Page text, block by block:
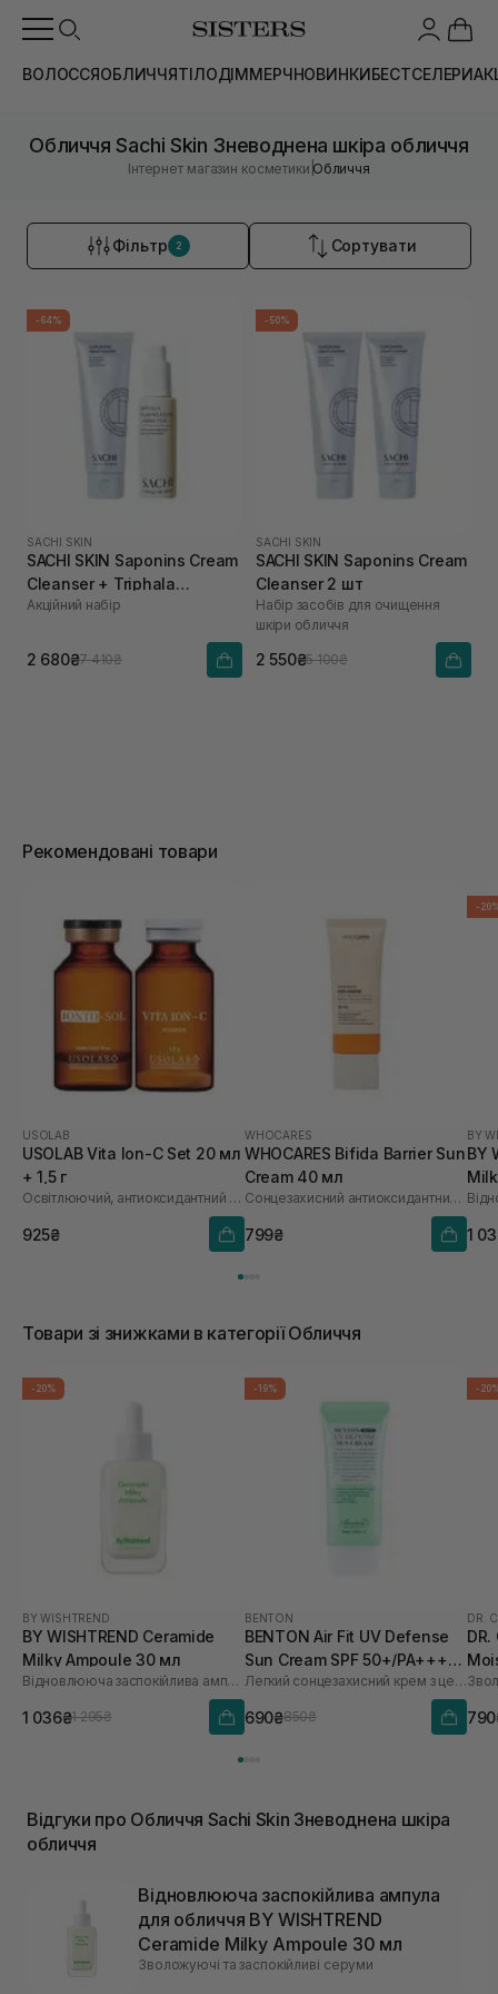
ВОЛОССЯОБЛИЧЧЯТІЛОДІММЕРЧНОВИНКИБЕСТСЕЛЕРИ
Обличчя Sachi Skin Зневоднена шкіра обличчя
Інтернет магазин косметики |Обличчя
Фільтр 2 Сортувати
-64%
SACHI SKIN
SACHI SKIN Saponins Cream
Cleanser + Triphala
Pigmentation Corrector
Акційний набір
2 680₴7 410₴
-50%
SACHI SKIN
SACHI SKIN Saponins Cream
Cleanser 2 шт
Набір засобів для очищення
шкіри обличчя
2 550₴5 100₴
Рекомендовані товари
USOLAB
USOLAB Vita Ion-C Set 20 мл
+ 1,5 г
Освітлюючий, антиоксидантний та омолоджуючий набір
925₴
WHOCARES
WHOCARES Bifida Barrier Sun
Cream 40 мл
Сонцезахисний антиоксидантний крем
799₴
-
BY
BY
1
Товари зі знижками в категорії Обличчя
-20%
BY WISHTREND
BY WISHTREND Ceramide
Milky Ampoule 30 мл
Відновлююча заспокійлива ампула для обличчя
1 036₴1 295₴
-19%
BENTON
BENTON Air Fit UV Defense
Sun Cream SPF 50+/PA++++
50 мл
Легкий сонцезахисний крем з центелою
690₴850₴
-
DR.
DR.
мл
Відгуки про Обличчя Sachi Skin Зневоднена шкіра
обличчя
Відновлююча заспокійлива ампула
для обличчя BY WISHTREND
Ceramide Milky Ampoule 30 мл
Зволожуючі та заспокійливі серуми